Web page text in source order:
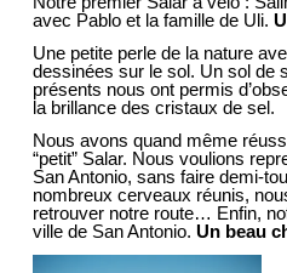
avec Pablo et la famille de Uli.
Une petite perle de la nature
dessinées sur le sol. Un sol de
présents nous ont permis
la brillance des cristaux de sel.
Nous avons quand même
“petit” Salar. Nous voulions
San Antonio, sans faire demi-
nombreux cerveaux réunis,
retrouver notre route… Enfin,
ville de San Antonio. Un beau